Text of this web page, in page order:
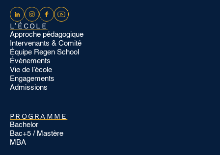
L’ÉCOLE
Approche pédagogique
Intervenants & Comité
Équipe Regen School
Évènements
Vie de l’école
Engagements
Admissions
PROGRAMME
Bachelor
Bac+5 / Mastère
MBA